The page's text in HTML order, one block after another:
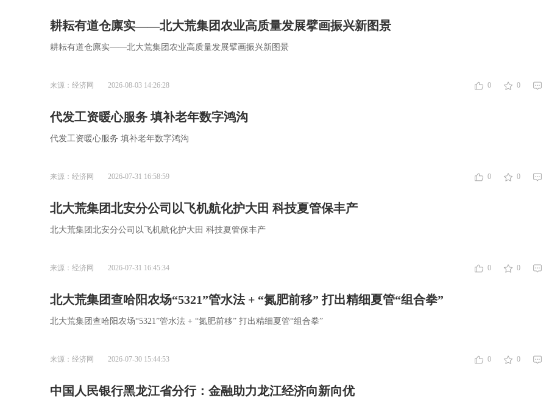
耕耘有道仓廪实——北大荒集团农业高质量发展擘画振兴新图景
耕耘有道仓廪实——北大荒集团农业高质量发展擘画振兴新图景
来源：经济网 2026-08-03 14:26:28 0 0
代发工资暖心服务 填补老年数字鸿沟
代发工资暖心服务 填补老年数字鸿沟
来源：经济网 2026-07-31 16:58:59 0 0
北大荒集团北安分公司以飞机航化护大田 科技夏管保丰产
北大荒集团北安分公司以飞机航化护大田 科技夏管保丰产
来源：经济网 2026-07-31 16:45:34 0 0
北大荒集团查哈阳农场“5321”管水法 + “氮肥前移” 打出精细夏管“组合拳”
北大荒集团查哈阳农场“5321”管水法 + “氮肥前移” 打出精细夏管“组合拳”
来源：经济网 2026-07-30 15:44:53 0 0
中国人民银行黑龙江省分行：金融助力龙江经济向新向优